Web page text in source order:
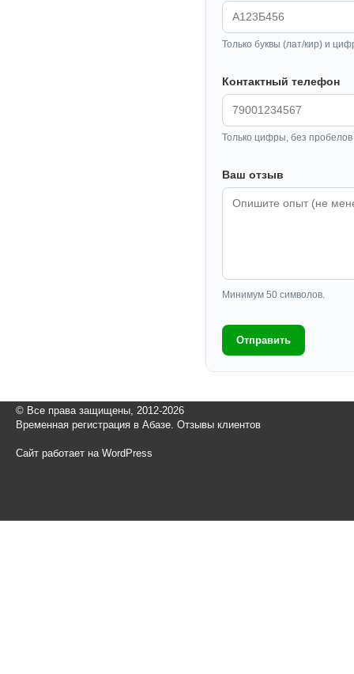
Только буквы (лат/кир) и
Контактный телефон
Только цифры, без
Ваш отзыв
Минимум 50 символов.
Отправить
© Все права защищены, 2012-2026
Временная регистрация в Абазе. Отзывы клиентов
Сайт работает на WordPress